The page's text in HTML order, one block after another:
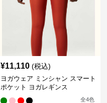
¥11,110 (税込)
ヨガウェア ミンシャン スマート
ポケット ヨガレギンス
全4色